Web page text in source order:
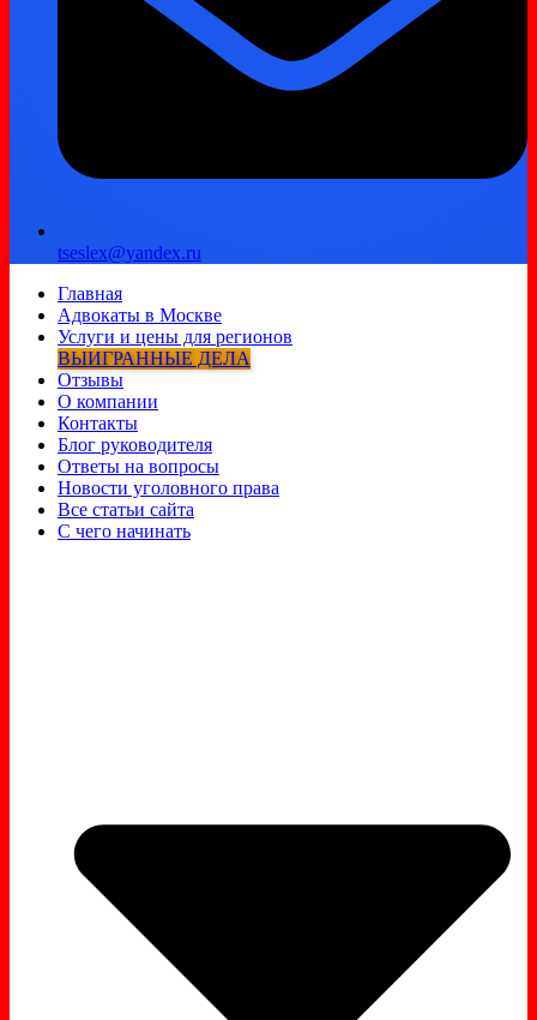
tseslex@yandex.ru
Главная
Адвокаты в Москве
Услуги и цены для регионов
ВЫИГРАННЫЕ ДЕЛА
Отзывы
О компании
Контакты
Блог руководителя
Ответы на вопросы
Новости уголовного права
Все статьи сайта
С чего начинать